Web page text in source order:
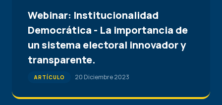
Webinar: Institucionalidad
Democrática - La importancia de
un sistema electoral innovador y
transparente.
ARTÍCULO 20 Diciembre 2023